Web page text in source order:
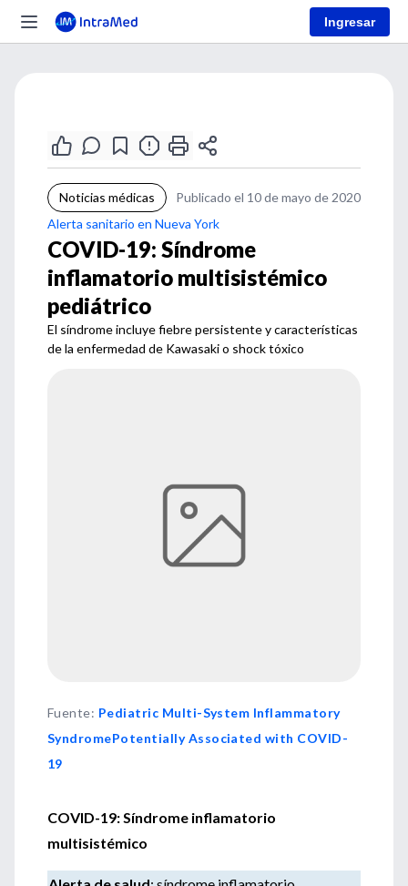
Ingresar
Noticias médicas
Publicado el 10 de mayo de 2020
Alerta sanitario en Nueva York
COVID-19: Síndrome
inflamatorio multisistémico
pediátrico
El síndrome incluye fiebre persistente y características
de la enfermedad de Kawasaki o shock tóxico
Fuente: Pediatric Multi-System Inflammatory
SyndromePotentially Associated with COVID-
19
COVID-19: Síndrome inflamatorio
multisistémico